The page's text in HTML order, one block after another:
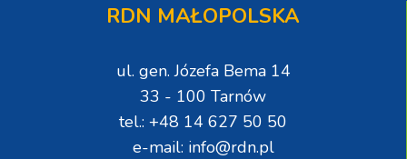
RDN MAŁOPOLSKA
ul. gen. Józefa Bema 14
33 - 100 Tarnów
tel.: +48 14 627 50 50
e-mail: info@rdn.pl